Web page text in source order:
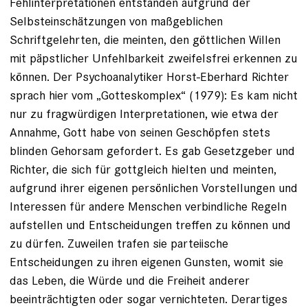
Selbsteinschätzungen von maßgeblichen
Schriftgelehrten, die meinten, den göttlichen Willen
mit päpstlicher Unfehlbarkeit zweifelsfrei erkennen zu
können. Der Psychoanalytiker Horst-Eberhard Richter
sprach hier vom „Gotteskomplex“ (1979): Es kam nicht
nur zu fragwürdigen Interpretationen, wie etwa der
Annahme, Gott habe von seinen Geschöpfen stets
blinden Gehorsam gefordert. Es gab Gesetzgeber und
Richter, die sich für gottgleich hielten und meinten,
aufgrund ihrer eigenen persönlichen Vorstellungen und
Interessen für andere Menschen verbindliche Regeln
aufstellen und Entscheidungen treffen zu können und
zu dürfen. Zuweilen trafen sie parteiische
Entscheidungen zu ihren eigenen Gunsten, womit sie
das Leben, die Würde und die Freiheit anderer
beeinträchtigten oder sogar vernichteten. Derartiges